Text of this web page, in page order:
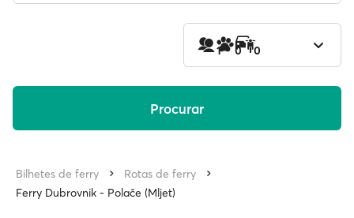
1 0 0
Procurar
Bilhetes de ferry
Rotas de ferry
Ferry Dubrovnik - Polače (Mljet)